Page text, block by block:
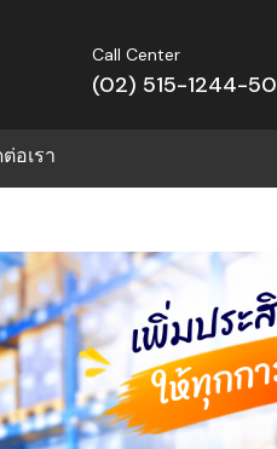
Call Center
(02) 515-1244-50
อเรา